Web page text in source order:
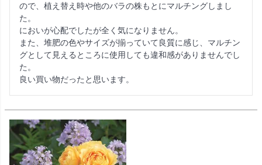
ので、植え替え時や他のバラの株もとにマルチングしまし
た。
においが心配でしたが全く気になりません。
また、堆肥の色やサイズが揃っていて良質に感じ、マルチン
グとして見えるところに使用しても違和感がありませんでし
た。
良い買い物だったと思います。